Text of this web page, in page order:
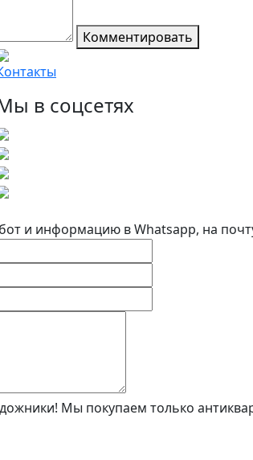
Комментировать
в соцсетях
и информацию в Whatsapp, на
Мы покупаем только